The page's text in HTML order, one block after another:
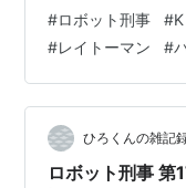
は レイトーマン(声
ーのレイトーマン
とこう言い出しま
るものを凍らせる
だ原因を突き止め
な事を言うレイト…
#ロボット刑事 #K
#レイトーマン #
ひろくんの雑記
ロボット刑事 第